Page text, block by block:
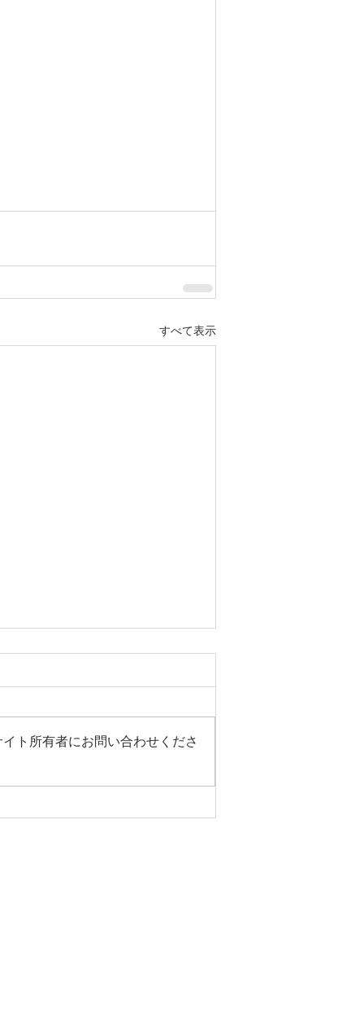
すべて表示
に過ごすためには！
ト所有者にお問い合わせくださ